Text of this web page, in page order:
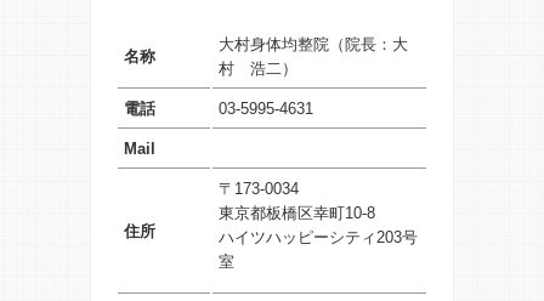
名称
大村身体均整院（院長： 大
村 浩二）
電話 03-5995-4631
Mail
住所
〒173-0034
東京都板橋区幸町10-8
ハイツハッピーシティ203号
室